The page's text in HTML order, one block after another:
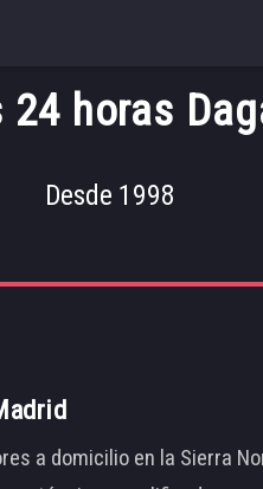
24 horas
Desde 1998
a domicilio en la Sierra